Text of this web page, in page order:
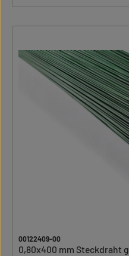
00122409-00
0,80x400 mm Steckdraht